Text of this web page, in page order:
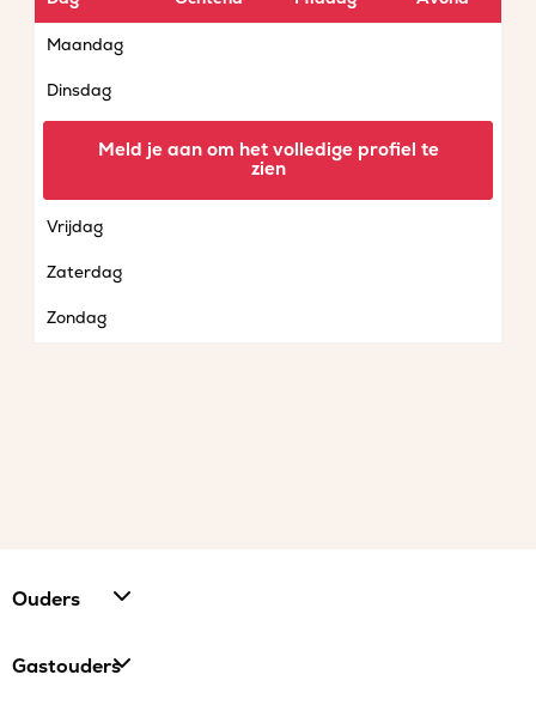
Maandag
Dinsdag
Vrijdag
Zaterdag
Zondag
Meld je aan om het volledige profiel te
zien
Ouders
Gastouders